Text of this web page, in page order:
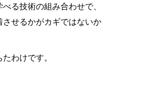
る技術の組み合わせで、
せるかがカギではないか
わけです。